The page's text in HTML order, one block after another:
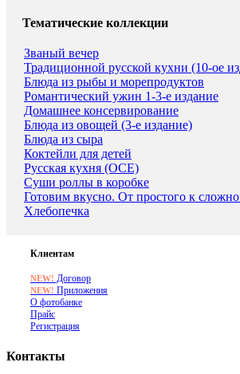
Тематические коллекции
Званый вечер
Традиционной русской кухни (10-ое
Блюда из рыбы и морепродуктов
Романтический ужин 1-3-е издание
Домашнее консервирование
Блюда из овощей (3-е издание)
Блюда из сыра
Коктейли для детей
Русская кухня (ОСЕ)
Суши роллы в коробке
Готовим вкусно. От простого к
Хлебопечка
Клиентам
NEW! Договор
NEW! Приложения
О фотобанке
Прайс
Регистрация
Контакты